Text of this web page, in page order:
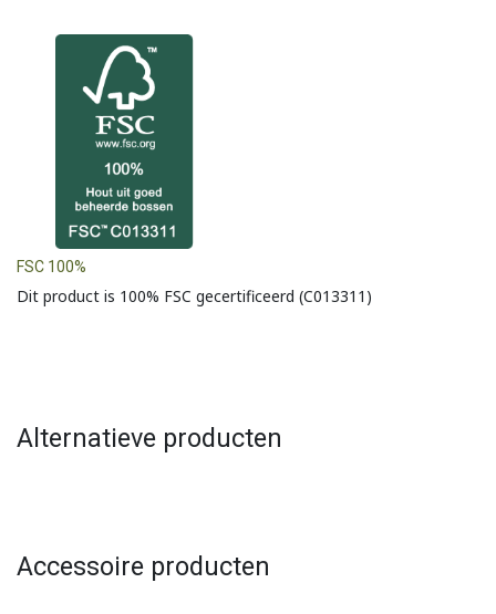
FSC 100%
Dit product is 100% FSC gecertificeerd (C013311)
Alternatieve producten
Accessoire producten